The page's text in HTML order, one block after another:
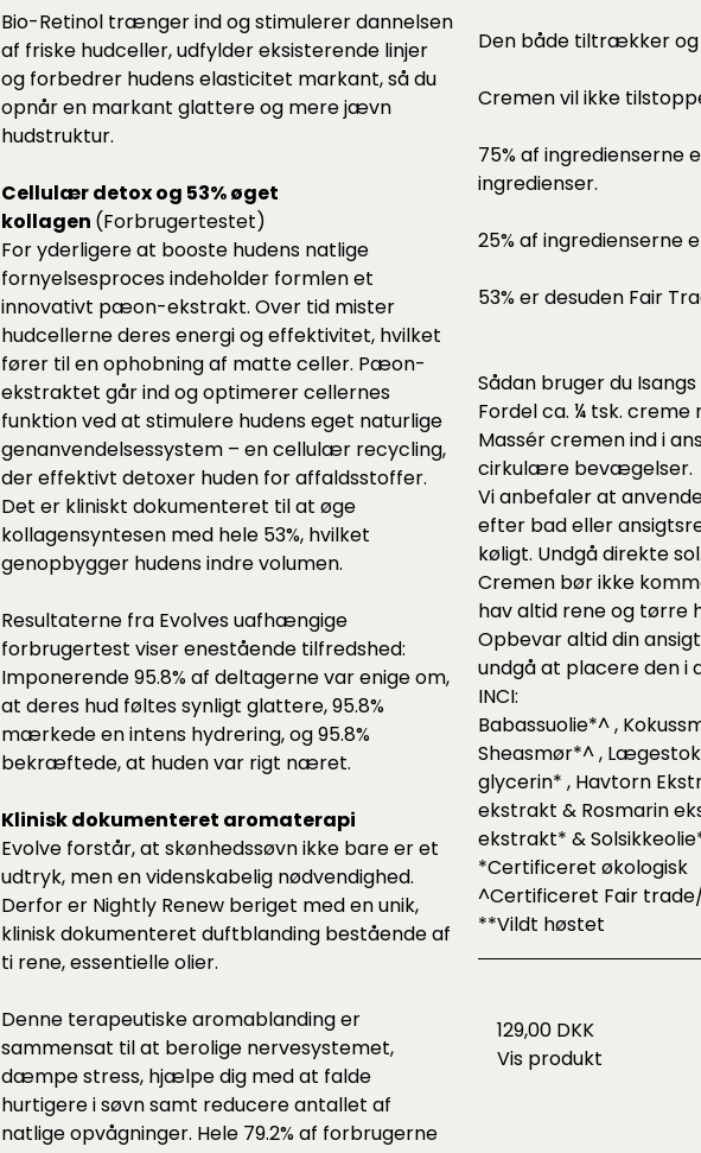
Bio-Retinol trænger ind og stimulerer dannelsen
af friske hudceller, udfylder eksisterende linjer
og forbedrer hudens elasticitet markant, så du
opnår en markant glattere og mere jævn
hudstruktur.
Cellulær detox og 53% øget
kollagen (Forbrugertestet)
For yderligere at booste hudens natlige
fornyelsesproces indeholder formlen et
innovativt pæon-ekstrakt. Over tid mister
hudcellerne deres energi og effektivitet, hvilket
fører til en ophobning af matte celler. Pæon-
ekstraktet går ind og optimerer cellernes
funktion ved at stimulere hudens eget naturlige
genanvendelsessystem – en cellulær recycling,
der effektivt detoxer huden for affaldsstoffer.
Det er kliniskt dokumenteret til at øge
kollagensyntesen med hele 53%, hvilket
genopbygger hudens indre volumen.
Resultaterne fra Evolves uafhængige
forbrugertest viser enestående tilfredshed:
Imponerende 95.8% af deltagerne var enige om,
at deres hud føltes synligt glattere, 95.8%
mærkede en intens hydrering, og 95.8%
bekræftede, at huden var rigt næret.
Klinisk dokumenteret aromaterapi
Evolve forstår, at skønhedssøvn ikke bare er et
udtryk, men en videnskabelig nødvendighed.
Derfor er Nightly Renew beriget med en unik,
klinisk dokumenteret duftblanding bestående af
ti rene, essentielle olier.
Denne terapeutiske aromablanding er
sammensat til at berolige nervesystemet,
dæmpe stress, hjælpe dig med at falde
hurtigere i søvn samt reducere antallet af
natlige opvågninger. Hele 79.2% af forbrugerne
Den både tiltrækker og
Cremen vil ikke
75% af ingredienserne
ingredienser.
25% af ingredienserne
53% er desuden Fair
Sådan bruger du
Fordel ca. ¼ tsk.
Massér cremen ind i
cirkulære bevægelser.
Vi anbefaler at
efter bad eller
køligt. Undgå direkte sol.
Cremen bør ikke
hav altid rene og tørre
Opbevar altid din
undgå at placere den i
INCI:
Babassuolie*^ ,
Sheasmør*^ ,
glycerin* , Havtorn
ekstrakt & Rosmarin
ekstrakt* &
*Certificeret økologisk
^Certificeret Fair
**Vildt høstet
129,00 DKK
Vis produkt